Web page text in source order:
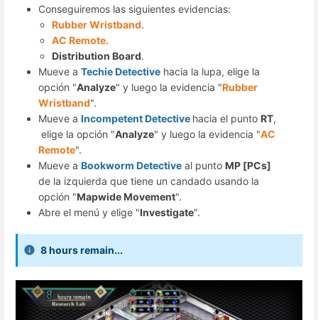
Conseguiremos las siguientes evidencias:
Rubber Wristband.
AC Remote.
Distribution Board.
Mueve a Techie Detective hacia la lupa, elige la
opción "Analyze" y luego la evidencia "Rubber
Wristband".
Mueve a Incompetent Detective hacia el punto RT,
elige la opción "Analyze" y luego la evidencia "AC
Remote".
Mueve a Bookworm Detective al punto MP [PCs]
de la izquierda que tiene un candado usando la
opción "Mapwide Movement".
Abre el menú y elige "Investigate".
8 hours remain...